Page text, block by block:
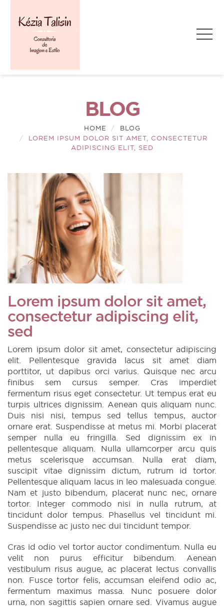
BLOG
HOME
BLOG
LOREM IPSUM DOLOR SIT AMET, CONSECTETUR
ADIPISCING ELIT, SED
Lorem ipsum dolor sit amet,
consectetur adipiscing elit,
sed
Lorem ipsum dolor sit amet, consectetur adipiscing
elit. Pellentesque gravida lacus sit amet diam
porttitor, ut dapibus orci varius. Quisque nec arcu
finibus sem cursus semper. Cras imperdiet
fermentum risus eget consectetur. Ut tempus erat eu
turpis ultrices dignissim. Aenean quis aliquam nunc.
Duis nisi nisi, tempus sed tellus tempus, auctor
ornare erat. Suspendisse at metus mi. Morbi placerat
semper nulla eu fringilla. Sed dignissim ex in
pellentesque aliquam. Nulla ullamcorper arcu quis
metus scelerisque accumsan. Nulla erat diam,
suscipit vitae dignissim dictum, rutrum id tortor.
Pellentesque aliquam lacus in leo malesuada congue.
Nam et justo bibendum, placerat nunc nec, ornare
tortor. Integer commodo nisi in nulla rutrum, at
tincidunt dolor tempus. Phasellus vel tincidunt mi.
Suspendisse ac justo nec dui tincidunt tempor.
Cras id odio vel tortor auctor condimentum. Nulla eu
velit non purus efficitur bibendum. Aenean
vestibulum risus augue, ac placerat lectus convallis
non. Fusce tortor felis, accumsan eleifend odio ac,
fermentum maximus massa. Nunc posuere dolor
urna, non sagittis sapien ornare sed. Vivamus augue